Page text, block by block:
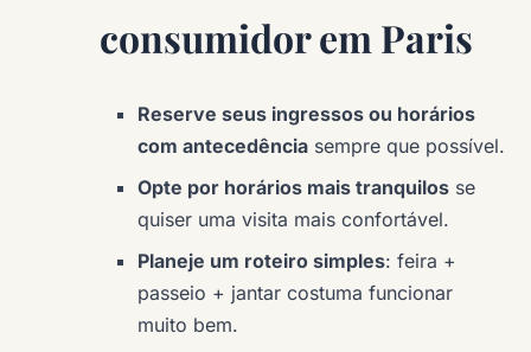
consumidor em Paris
Reserve seus ingressos ou horários
com antecedência sempre que possível.
Opte por horários mais tranquilos se
quiser uma visita mais confortável.
Planeje um roteiro simples: feira +
passeio + jantar costuma funcionar
muito bem.